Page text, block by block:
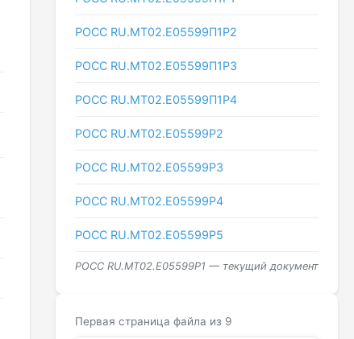
РОСС RU.МТ02.E05599П1Р2
РОСС RU.МТ02.E05599П1Р3
РОСС RU.МТ02.E05599П1Р4
РОСС RU.МТ02.E05599Р2
РОСС RU.МТ02.E05599Р3
РОСС RU.МТ02.E05599Р4
РОСС RU.МТ02.E05599Р5
РОСС RU.МТ02.E05599Р1 — текущий документ
Первая страница файла из 9